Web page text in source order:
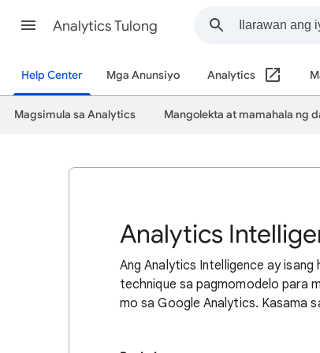
Analytics Tulong
Help Center Mga Anunsiyo Analytics
Magsimula sa Analytics Mangolekta at mamahala ng
Analytics
Ang Analytics Intelligence ay
technique sa pagmomodelo para
mo sa Google Analytics. Kasama